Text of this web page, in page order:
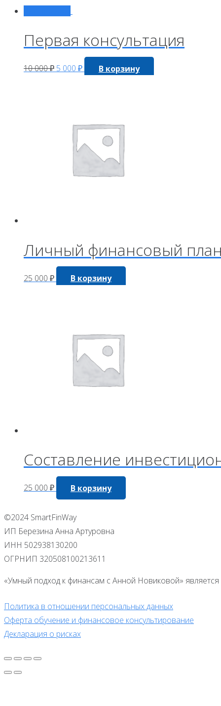
Первая консультация
10 000₽ 5 000 ₽ В корзину
Личный финансовый
25 000 ₽ В корзину
Составление
25 000 ₽ В корзину
©2024 SmartFinWay
ИП Березина Анна Артуровна
ИНН 502938130200
ОГРНИП 320508100213611
«Умный подход к финансам с Анной Новиковой»
Политика в отношении персональных данных
Оферта обучение и финансовое консультирование
Декларация о рисках